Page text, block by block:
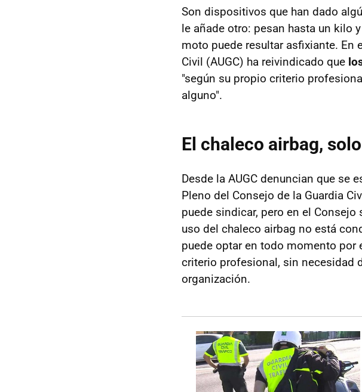
Son dispositivos que han dado
le añade otro: pesan hasta un kilo
moto puede resultar asfixiante. En
Civil (AUGC) ha reivindicado que
"según su propio criterio
alguno".
El chaleco airbag,
Desde la AUGC denuncian que se
Pleno del Consejo de la Guardia
puede sindicar, pero en el
uso del chaleco airbag no está
puede optar en todo momento por
criterio profesional, sin necesidad
organización.